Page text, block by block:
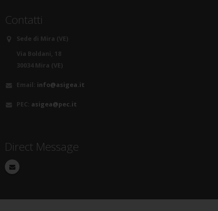
Contatti
Sede di Mira (VE)
Via Boldani, 18
30034 Mira (VE)
Email: info@asigea.it
PEC: asigea@pec.it
Direct Message